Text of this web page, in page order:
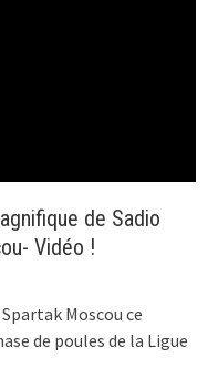
de Sadio
Vidéo !
Moscou ce
de poules de la Ligue